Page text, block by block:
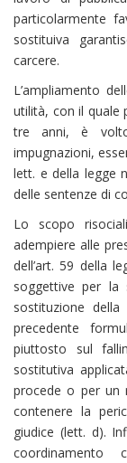
particolarmente
sostituiva
carcere.
L’ampliamento
utilità, con il quale
tre anni, è
impugnazioni,
lett. e della legge
delle sentenze di
Lo scopo
adempiere alle
dell’art. 59 della
soggettive per la
sostituzione
precedente
piuttosto sul
sostitutiva
procede o per un
contenere la
giudice (lett. d).
coordinamento